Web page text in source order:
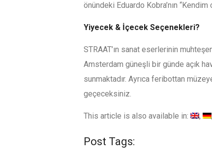
önündeki Eduardo Kobra’nın
Yiyecek & İçecek Seçenekleri?
STRAAT’ın sanat eserlerinin
Amsterdam güneşli bir günde açık
sunmaktadır. Ayrıca feribottan
geçeceksiniz.
This article is also available in:
Post Tags: